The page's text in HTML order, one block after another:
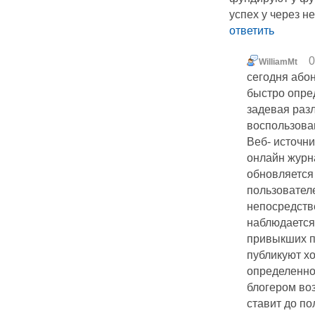
успех у через
ответить
WilliamMt
сегодня
быстро
задевая
Веб-
онлайн
привыкших
публикуют
блогером
ставит до